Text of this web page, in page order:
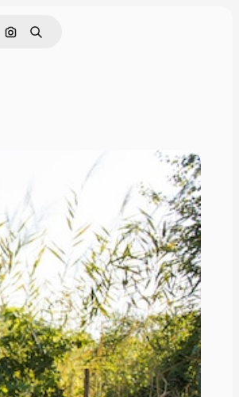
Pesquisar por imagem
Buscar